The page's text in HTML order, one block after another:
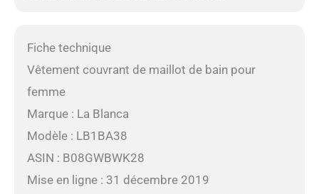
Fiche technique
Vêtement couvrant de maillot de bain pour
femme
Marque : La Blanca
Modèle : LB1BA38
ASIN : B08GWBWK28
Mise en ligne : 31 décembre 2019